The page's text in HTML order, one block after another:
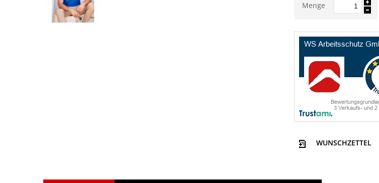
Menge
WUNSCHZETTEL